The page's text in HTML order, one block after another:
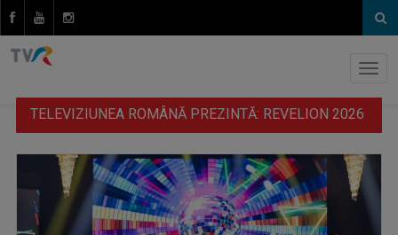
TELEVIZIUNEA ROMÂNĂ PREZINTĂ: REVELION 2026